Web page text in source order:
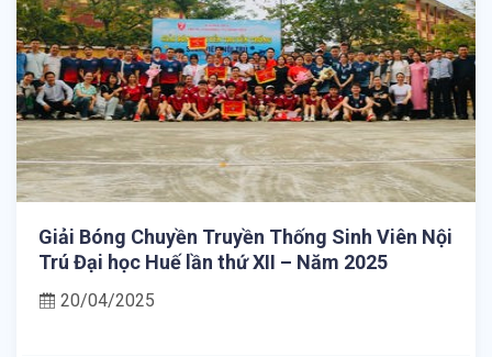
Giải Bóng Chuyền Truyền Thống Sinh Viên Nội
Trú Đại học Huế lần thứ XII – Năm 2025
20/04/2025